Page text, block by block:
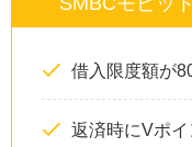
借入限度額が
返済時にVポ